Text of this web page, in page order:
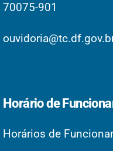
70075-901
Horário de
Horários de